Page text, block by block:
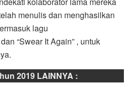
menulis dan menghasilkan
lagu
“Swear It Again” , untuk
2019 LAINNYA :